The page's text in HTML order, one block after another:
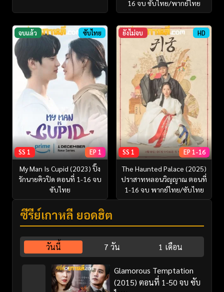
16 จบ ซับไทย/พากย์ไทย
จบแล้ว ซับไทย
SS 1 EP 1
My Man Is Cupid (2023) ปิ๊ง
รักนายคิวปิด ตอนที่ 1-16 จบ
ซับไทย
ยังไม่จบ HD
SS 1 EP 1-16
The Haunted Palace (2025)
ปราสาทหลอนวิญญาณ ตอนที่
1-16 จบ พากย์ไทย/ซับไทย
ซีรี่ย์เกาหลี ยอดฮิต
วันนี้ 7 วัน 1 เดือน
Glamorous Temptation
(2015) ตอนที่ 1-50 จบ ซับ